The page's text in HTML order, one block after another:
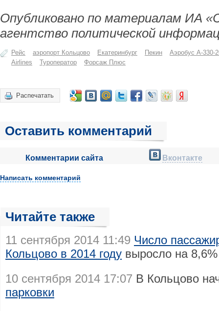
Опубликовано по материалам ИА
агентство политической
Рейс аэропорт Кольцово Екатеринбург Пекин
Аэробус А-330-
Airlines
Туроператор Форсаж Плюс
Распечатать
Оставить комментарий
Комментарии сайта Вконтакте
Написать комментарий
Читайте также
11 сентября 2014 11:49 Число
Кольцово в 2014 году выросло на 8,6%
10 сентября 2014 17:07 В Кольцово
парковки